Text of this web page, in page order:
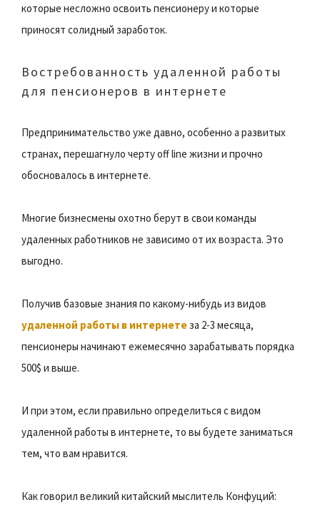
которые несложно освоить пенсионеру и которые
приносят солидный заработок.
Востребованность удаленной работы
для пенсионеров в интернете
Предпринимательство уже давно, особенно а развитых
странах, перешагнуло черту off line жизни и прочно
обосновалось в интернете.
Многие бизнесмены охотно берут в свои команды
удаленных работников не зависимо от их возраста. Это
выгодно.
Получив базовые знания по какому-нибудь из видов
удаленной работы в интернетеза 2-3 месяца,
пенсионеры начинают ежемесячно зарабатывать порядка
500$ и выше.
И при этом, если правильно определиться с видом
удаленной работы в интернете, то вы будете заниматься
тем, что вам нравится.
Как говорил великий китайский мыслитель Конфуций: